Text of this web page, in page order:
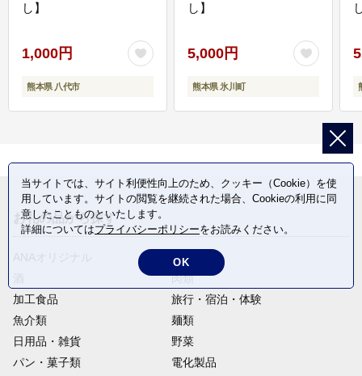
し】
1,000円
熊本県 八代市
し】
5,000円
熊本県 氷川町
お礼の品から探す
定期便
肉類
加工食品
旅行・宿泊・体験
魚介類
麺類
日用品・雑貨
野菜
パン・菓子類
電化製品
当サイトでは、サイト利便性向上のため、クッキー（Cookie）を使
用しています。サイトの閲覧を継続された場合、Cookieの利用に同
意したことものといたします。
詳細についてはプライバシーポリシーをお読みください。
OK